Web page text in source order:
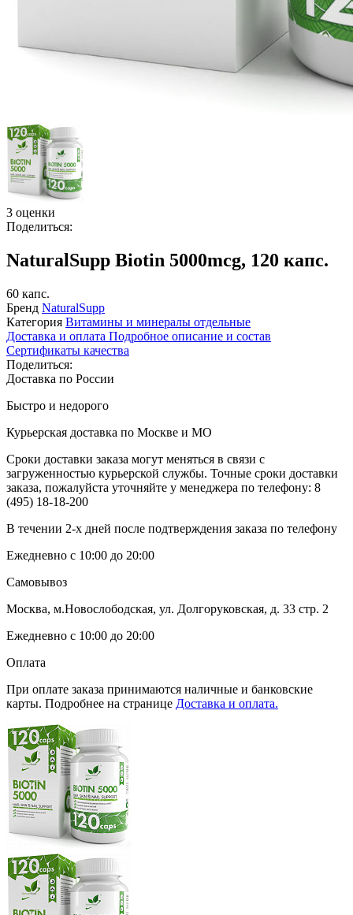
3 оценки
Поделиться:
NaturalSupp Biotin 5000mcg, 120 капс.
60 капс.
Бренд NaturalSupp
Категория Витамины и минералы отдельные
Доставка и оплата Подробное описание и состав
Сертификаты качества
Поделиться:
Доставка по России
Быстро и недорого
Курьерская доставка по Москве и МО
Сроки доставки заказа могут меняться в связи с
загруженностью курьерской службы. Точные сроки доставки
заказа, пожалуйста уточняйте у менеджера по телефону: 8
(495) 18-18-200
В течении 2-х дней после подтверждения заказа по телефону
Ежедневно с 10:00 до 20:00
Самовывоз
Москва, м.Новослободская, ул. Долгоруковская, д. 33 стр. 2
Ежедневно с 10:00 до 20:00
Оплата
При оплате заказа принимаются наличные и банковские
карты. Подробнее на странице Доставка и оплата.